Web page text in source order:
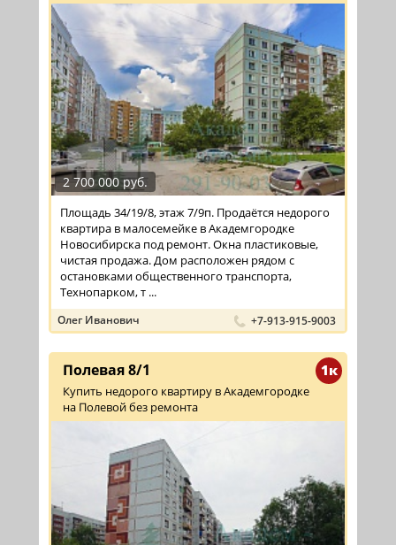
2 700 000 руб.
Площадь 34/19/8, этаж 7/9п. Продаётся недорого
квартира в малосемейке в Академгородке
Новосибирска под ремонт. Окна пластиковые,
чистая продажа. Дом расположен рядом с
остановками общественного транспорта,
Технопарком, т ...
Олег Иванович +7-913-915-9003
1к
Полевая 8/1
Купить недорого квартиру в Академгородке
на Полевой без ремонта